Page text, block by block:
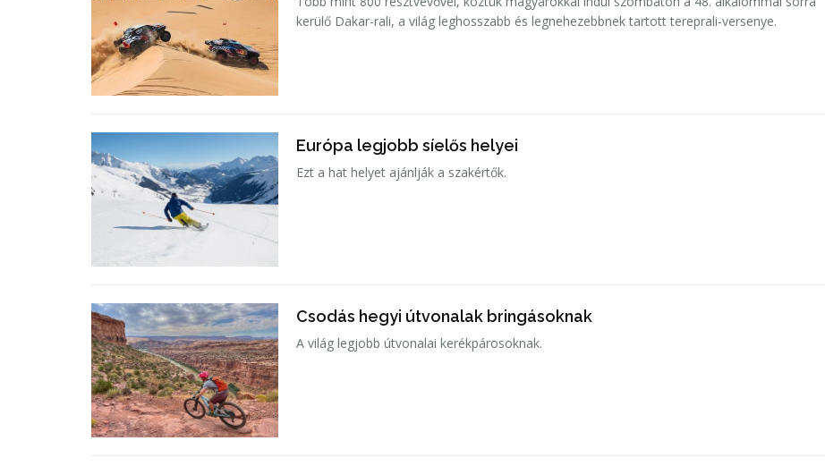
kerülő Dakar-rali, a világ leghosszabb és legnehezebbnek tartott tereprali-versenye.
Európa legjobb síelős helyei
Ezt a hat helyet ajánlják a szakértők.
Csodás hegyi útvonalak bringásoknak
A világ legjobb útvonalai kerékpárosoknak.